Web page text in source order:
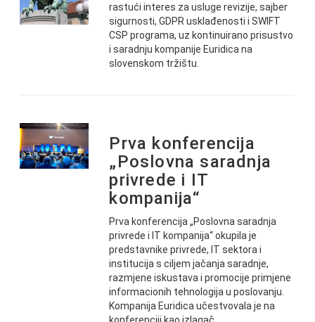
rastući interes za usluge revizije, sajber
sigurnosti, GDPR usklađenosti i SWIFT
CSP programa, uz kontinuirano prisustvo
i saradnju kompanije Euridica na
slovenskom tržištu.
Prva konferencija
„Poslovna saradnja
privrede i IT
kompanija“
Prva konferencija „Poslovna saradnja
privrede i IT kompanija“ okupila je
predstavnike privrede, IT sektora i
institucija s ciljem jačanja saradnje,
razmjene iskustava i promocije primjene
informacionih tehnologija u poslovanju.
Kompanija Euridica učestvovala je na